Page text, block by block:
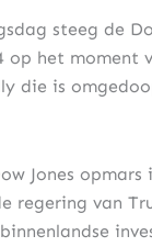
steeg de
op het moment
die is
Jones opmars
regering van